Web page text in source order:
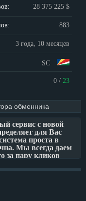
28 375 225 $
883
3 года, 10 месяцев
SC
0/ 23
обменника
сервис с новой
для Вас
проста в
Мы всегда даем
за пару кликов
хотим создать
свое время и